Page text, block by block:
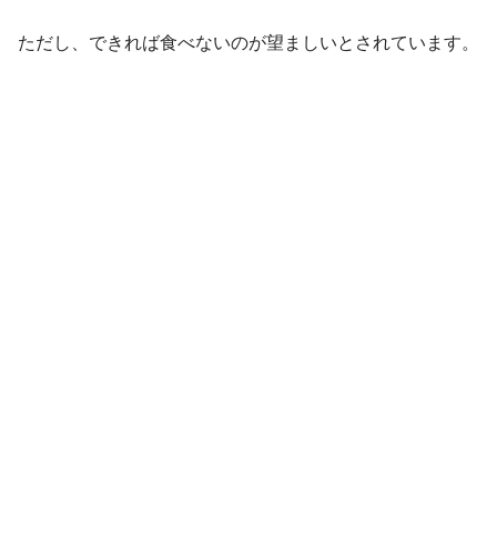
ただし、できれば食べないのが望ましいとされています。